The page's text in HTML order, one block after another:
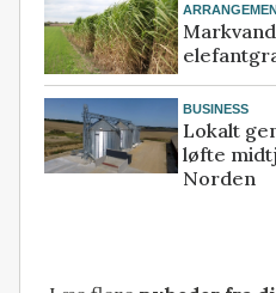
BUSINESS
Lokalt
løfte
Norden